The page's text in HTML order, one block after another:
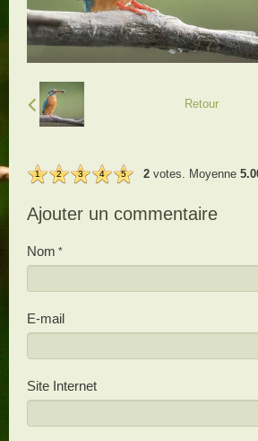
Retour
1 2 3 4 5 2 votes. Moyenne
Ajouter un commentaire
Nom
E-mail
Site Internet